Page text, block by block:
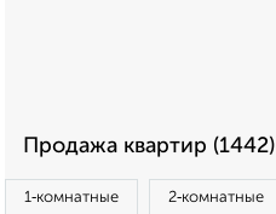
Продажа квартир (1442)
1‑комнатные 2‑комнатные